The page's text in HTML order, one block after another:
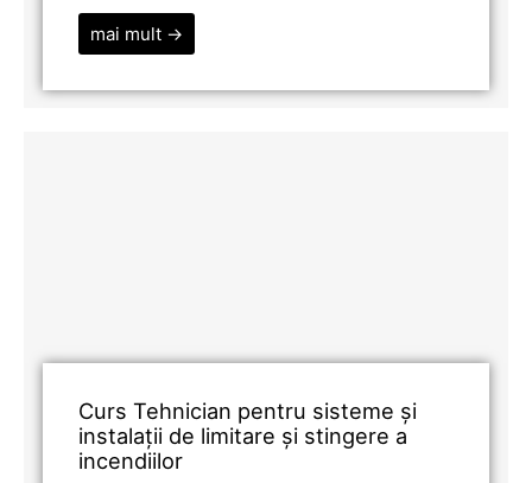
mai mult →
Curs Tehnician pentru sisteme și
instalații de limitare și stingere a
incendiilor